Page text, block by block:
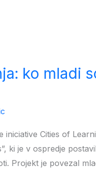
ko mladi
iniciative Cities of
ki je v ospredje
Projekt je povezal